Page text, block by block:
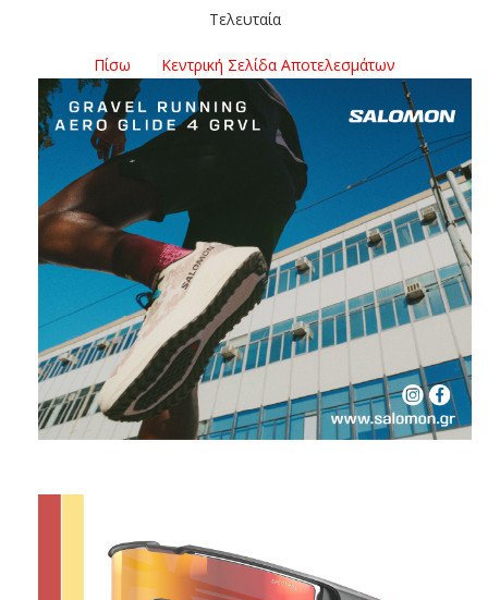
Τελευταία
Πίσω Κεντρική Σελίδα Αποτελεσμάτων